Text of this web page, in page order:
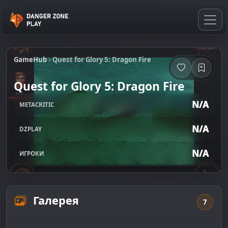
GameHub Quest for Glory 5: Dragon Fire
Quest for Glory 5: Dragon Fire
METACRITIC N/A
DZPLAY N/A
ИГРОКИ N/A
Галерея 7